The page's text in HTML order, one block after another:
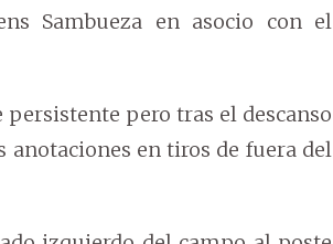
Sambueza en asocio con el
pero tras el descanso
en tiros de fuera del